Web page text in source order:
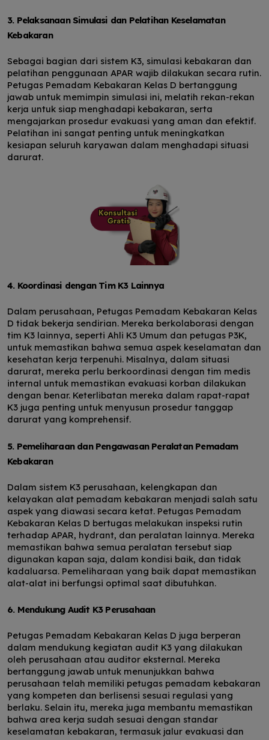
3. Pelaksanaan Simulasi dan Pelatihan Keselamatan
Kebakaran
Sebagai bagian dari sistem K3, simulasi kebakaran dan
pelatihan penggunaan APAR wajib dilakukan secara rutin.
Petugas Pemadam Kebakaran Kelas D bertanggung
jawab untuk memimpin simulasi ini, melatih rekan-rekan
kerja untuk siap menghadapi kebakaran, serta
mengajarkan prosedur evakuasi yang aman dan efektif.
Pelatihan ini sangat penting untuk meningkatkan
kesiapan seluruh karyawan dalam menghadapi situasi
darurat.
4. Koordinasi dengan Tim K3 Lainnya
Dalam perusahaan, Petugas Pemadam Kebakaran Kelas
D tidak bekerja sendirian. Mereka berkolaborasi dengan
tim K3 lainnya, seperti Ahli K3 Umum dan petugas P3K,
untuk memastikan bahwa semua aspek keselamatan dan
kesehatan kerja terpenuhi. Misalnya, dalam situasi
darurat, mereka perlu berkoordinasi dengan tim medis
internal untuk memastikan evakuasi korban dilakukan
dengan benar. Keterlibatan mereka dalam rapat-rapat
K3 juga penting untuk menyusun prosedur tanggap
darurat yang komprehensif.
5. Pemeliharaan dan Pengawasan Peralatan Pemadam
Kebakaran
Dalam sistem K3 perusahaan, kelengkapan dan
kelayakan alat pemadam kebakaran menjadi salah satu
aspek yang diawasi secara ketat. Petugas Pemadam
Kebakaran Kelas D bertugas melakukan inspeksi rutin
terhadap APAR, hydrant, dan peralatan lainnya. Mereka
memastikan bahwa semua peralatan tersebut siap
digunakan kapan saja, dalam kondisi baik, dan tidak
kadaluarsa. Pemeliharaan yang baik dapat memastikan
alat-alat ini berfungsi optimal saat dibutuhkan.
6. Mendukung Audit K3 Perusahaan
Petugas Pemadam Kebakaran Kelas D juga berperan
dalam mendukung kegiatan audit K3 yang dilakukan
oleh perusahaan atau auditor eksternal. Mereka
bertanggung jawab untuk menunjukkan bahwa
perusahaan telah memiliki petugas pemadam kebakaran
yang kompeten dan berlisensi sesuai regulasi yang
berlaku. Selain itu, mereka juga membantu memastikan
bahwa area kerja sudah sesuai dengan standar
keselamatan kebakaran, termasuk jalur evakuasi dan